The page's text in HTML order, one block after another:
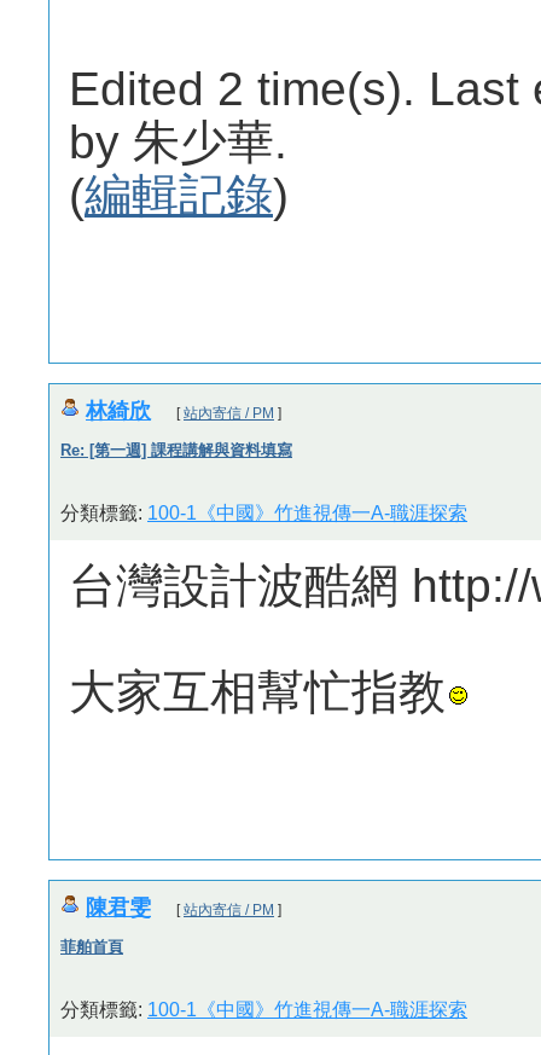
Edited 2 time(s). Last
by 朱少華.
(編輯記錄)
林綺欣 [站內寄信 / PM ]
Re: [第一週] 課程講解與資料填寫
分類標籤: 100-1《中國》竹進視傳一A-職涯探索
台灣設計波酷網
大家互相幫忙指教
陳君雯 [站內寄信 / PM ]
菲舶首頁
分類標籤: 100-1《中國》竹進視傳一A-職涯探索